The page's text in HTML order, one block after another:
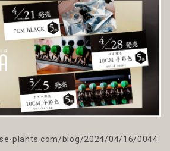
plants.com/blog/2024/04/16/0044